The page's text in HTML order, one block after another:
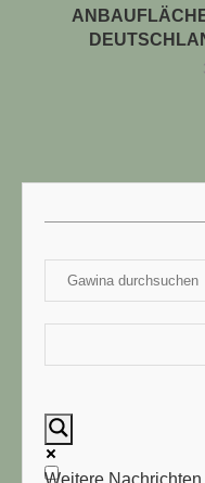
Weitere Nachrichten